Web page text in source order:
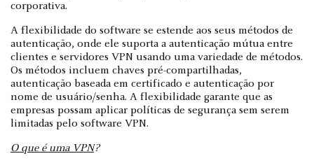
corporativa.
A flexibilidade do software se estende aos seus métodos de
autenticação, onde ele suporta a autenticação mútua entre
clientes e servidores VPN usando uma variedade de métodos.
Os métodos incluem chaves pré-compartilhadas,
autenticação baseada em certificado e autenticação por
nome de usuário/senha. A flexibilidade garante que as
empresas possam aplicar políticas de segurança sem serem
limitadas pelo software VPN.
O que é uma VPN?